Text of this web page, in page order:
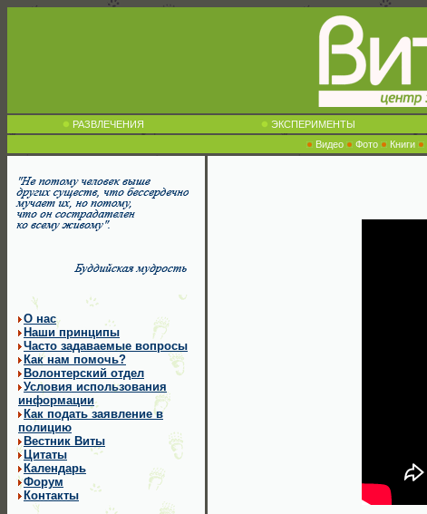
РАЗВЛЕЧЕНИЯ ЭКСПЕРИМЕНТЫ
Видео
Фото Книги
О нас
Наши принципы
Часто задаваемые вопросы
Как нам помочь?
Волонтерский отдел
Условия использования
информации
Как подать заявление в
полицию
Вестник Виты
Цитаты
Календарь
Форум
Контакты